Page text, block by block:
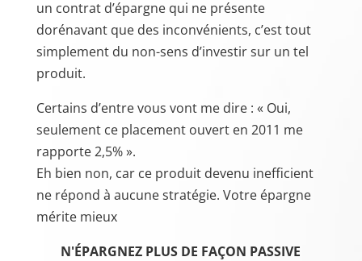
un contrat d’épargne qui ne présente
dorénavant que des inconvénients, c’est tout
simplement du non-sens d’investir sur un tel
produit.
Certains d’entre vous vont me dire : « Oui,
seulement ce placement ouvert en 2011 me
rapporte 2,5% ».
Eh bien non, car ce produit devenu inefficient
ne répond à aucune stratégie. Votre épargne
mérite mieux
N'ÉPARGNEZ PLUS DE FAÇON PASSIVE